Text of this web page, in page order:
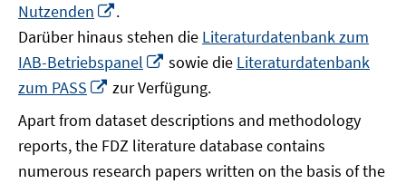
Nutzenden
neuem
Fenster
öffnen
.
Darüber hinaus stehen die Literaturdatenbank zum
IAB-Betriebspanel
In
neuem
Fenster
öffnen
sowie die Literaturdatenbank
zum PASS
In
Fenster
öffnen
zur Verfügung.
Apart from dataset descriptions and methodology
reports, the FDZ literature database contains
numerous research papers written on the basis of the